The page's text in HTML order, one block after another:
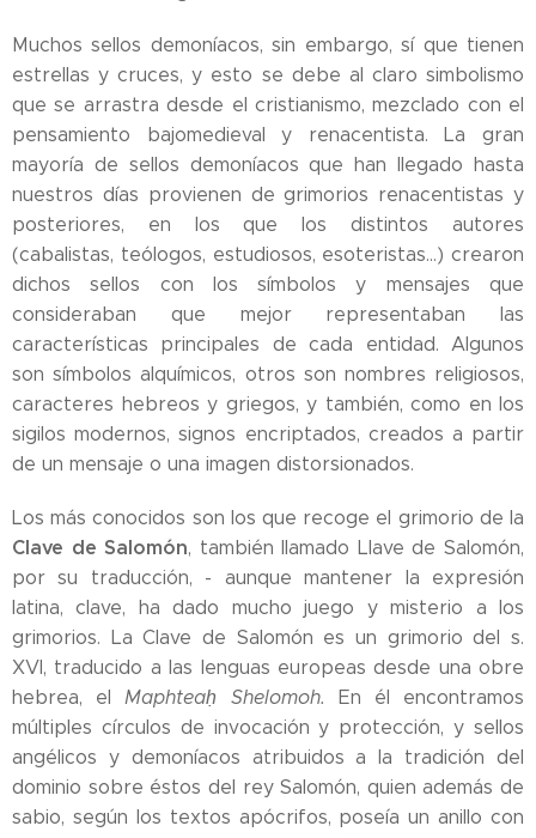
Muchos sellos demoníacos, sin embargo, sí que tienen
estrellas y cruces, y esto se debe al claro simbolismo
que se arrastra desde el cristianismo, mezclado con el
pensamiento bajomedieval y renacentista. La gran
mayoría de sellos demoníacos que han llegado hasta
nuestros días provienen de grimorios renacentistas y
posteriores, en los que los distintos autores
(cabalistas, teólogos, estudiosos, esoteristas...) crearon
dichos sellos con los símbolos y mensajes que
consideraban que mejor representaban las
características principales de cada entidad. Algunos
son símbolos alquímicos, otros son nombres religiosos,
caracteres hebreos y griegos, y también, como en los
sigilos modernos, signos encriptados, creados a partir
de un mensaje o una imagen distorsionados.
Los más conocidos son los que recoge el grimorio de la
Clave de Salomón, también llamado Llave de Salomón,
por su traducción, - aunque mantener la expresión
latina, clave, ha dado mucho juego y misterio a los
grimorios. La Clave de Salomón es un grimorio del s.
XVI, traducido a las lenguas europeas desde una obre
hebrea, el Maphteaḥ Shelomoh. En él encontramos
múltiples círculos de invocación y protección, y sellos
angélicos y demoníacos atribuidos a la tradición del
dominio sobre éstos del rey Salomón, quien además de
sabio, según los textos apócrifos, poseía un anillo con